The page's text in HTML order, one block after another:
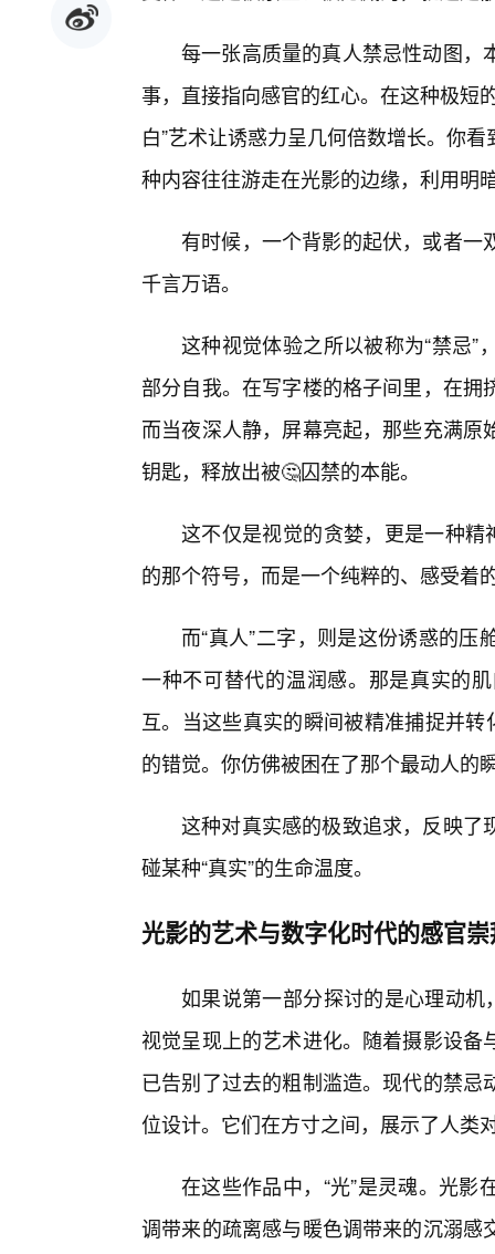
每一张高质量的真人禁忌性动图，
事，直接指向感官的红心。在这种极短
白”艺术让诱惑力呈几何倍数增长。你
种内容往往游走在光影的边缘，利用明
有时候，一个背影的起伏，或者
千言万语。
这种视觉体验之所以被称为“禁忌
部分自我。在写字楼的格子间里，在
而当夜深人静，屏幕亮起，那些充满
钥匙，释放出被🤔囚禁的本能。
这不仅是视觉的贪婪，更是一种精
的那个符号，而是一个纯粹的、感受着
而“真人”二字，则是这份诱惑的
一种不可替代的温润感。那是真实的
互。当这些真实的瞬间被精准捕捉并
的错觉。你仿佛被困在了那个最动人的
这种对真实感的极致追求，反映了
碰某种“真实”的生命温度。
光影的艺术与数字化时代的感官
如果说第一部分探讨的是心理动机
视觉呈现上的艺术进化。随着摄影设
已告别了过去的粗制滥造。现代的禁
位设计。它们在方寸之间，展示了人类
在这些作品中，“光”是灵魂。光
调带来的疏离感与暖色调带来的沉溺